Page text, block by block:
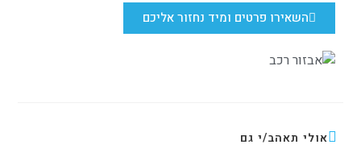
השאירו פרטים ומיד נחזור אליכם
אולי תאהב/י גם